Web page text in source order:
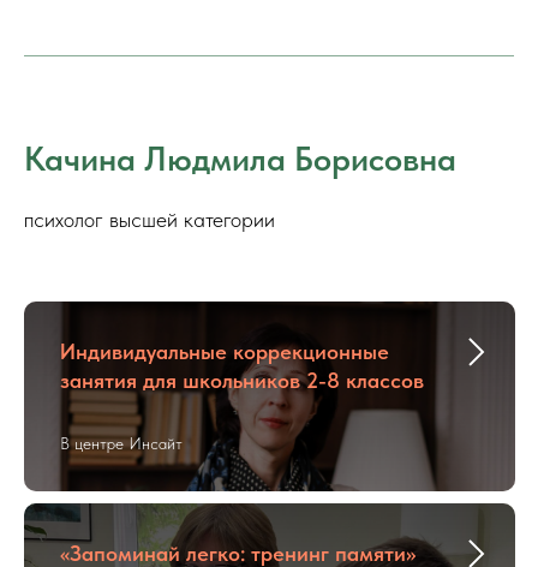
Качина Людмила Борисовна
психолог высшей категории
Индивидуальные коррекционные
занятия для школьников 2-8 классов
В центре Инсайт
«Запоминай легко: тренинг памяти»